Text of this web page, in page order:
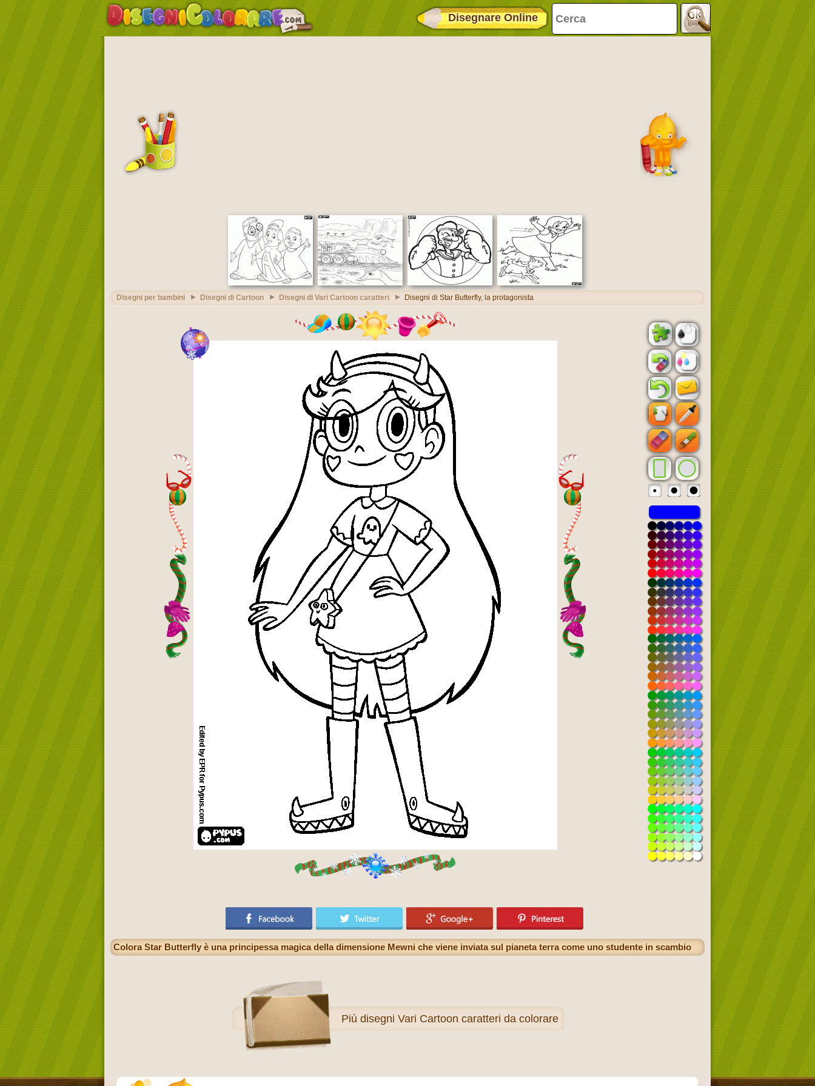
Disegnare Online
Disegni per bambini Disegni di Cartoon Disegni di Vari Cartoon caratteri Disegni di Star Butterfly, la protagonista
Colora Star Butterfly è una principessa magica della dimensione Mewni che viene inviata sul pianeta terra come uno studente in scambio
Più disegni Vari Cartoon caratteri da colorare